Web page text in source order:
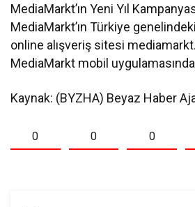
MediaMarkt’ın Yeni Yıl
MediaMarkt’ın Türkiye
online alışveriş sitesi
MediaMarkt mobil
Kaynak: (BYZHA) Beyaz Haber
0 0 0